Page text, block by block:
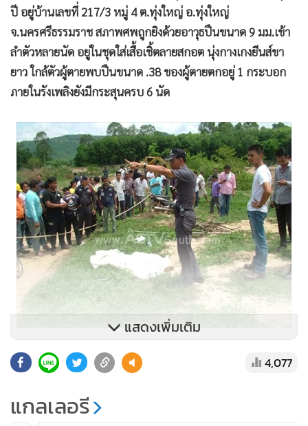
ปี อยู่บ้านเลขที่ 217/3 หมู่ 4 ต.ทุ่งใหญ่ อ.ทุ่งใหญ่
จ.นครศรีธรรมราช สภาพศพถูกยิงด้วยอาวุธปืนขนาด 9 มม.เข้า
ลำตัวหลายนัด อยู่ในชุดใส่เสื้อเชิ้ตลายสกอต นุ่งกางเกงยีนส์ขา
ยาว ใกล้ตัวผู้ตายพบปืนขนาด .38 ของผู้ตายตกอยู่ 1 กระบอก
ภายในรังเพลิงยังมีกระสุนครบ 6 นัด
ที่เกิดเหตุเจ้าหน้าที่พบปลอกกระสุนปืนขนาด 9 มม.กระจายอยู่
รวม 7 ปลอก จึงเก็บไว้เป็นหลักฐาน ห่างไปเล็กน้อยพบกองเลือด
กองใหญ่ เบื้องต้นพบว่าเป็นของผู้บาดเจ็บได้ถูกนำตัวส่ง
แสดงเพิ่มเติม
4,077
แกลเลอรี